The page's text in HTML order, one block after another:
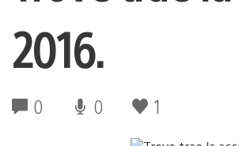
2016.
0 0 1